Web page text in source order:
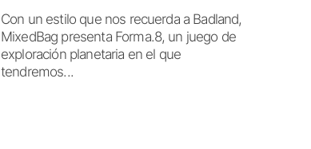
Con un estilo que nos recuerda a Badland,
MixedBag presenta Forma.8, un juego de
exploración planetaria en el que
tendremos...